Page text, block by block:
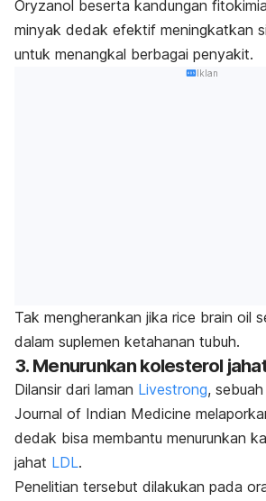
Oryzanol beserta kandungan
minyak dedak efektif meningkatkan
untuk menangkal berbagai penyakit.
Iklan
Tak mengherankan jika rice brain oil
dalam suplemen ketahanan tubuh.
3. Menurunkan kolesterol
Dilansir dari laman Livestrong,
Journal of Indian Medicine
dedak bisa membantu menurunkan
jahat LDL.
Penelitian tersebut dilakukan pada